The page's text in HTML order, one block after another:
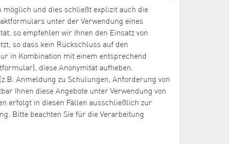
und dies schließt explizit auch die
unter der Verwendung eines
so empfehlen wir Ihnen den Einsatz von
so dass kein Rückschluss auf den
in Kombination mit einem entsprechend
diese Anonymität aufheben.
Anmeldung zu Schulungen, Anforderung von
Ihnen diese Angebote unter Verwendung von
erfolgt in diesen Fällen ausschließlich zur
Bitte beachten Sie für die Verarbeitung